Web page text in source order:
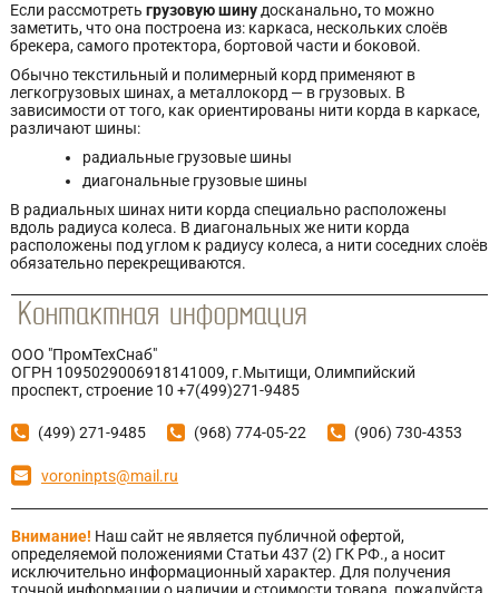
Если рассмотреть грузовую шину досканально,то можно
заметить, что она построена из: каркаса, нескольких слоёв
брекера, самого протектора, бортовой части и боковой.
Обычно текстильный и полимерный корд применяют в
легкогрузовых шинах, а металлокорд — в грузовых. В
зависимости от того, как ориентированы нити корда в каркасе,
различают шины:
радиальные грузовые шины
диагональные грузовые шины
В радиальных шинах нити корда специально расположены
вдоль радиуса колеса. В диагональных же нити корда
расположены под углом к радиусу колеса, а нити соседних слоёв
обязательно перекрещиваются.
ООО "ПромТехСнаб"
ОГРН 1095029006918141009, г.Мытищи, Олимпийский
проспект, строение 10 +7(499)271-9485
(499) 271-9485 (968) 774-05-22 (906) 730-4353
voroninpts@mail.ru
Внимание! Наш сайт не является публичной офертой,
определяемой положениями Статьи 437 (2) ГК РФ., а носит
исключительно информационный характер. Для получения